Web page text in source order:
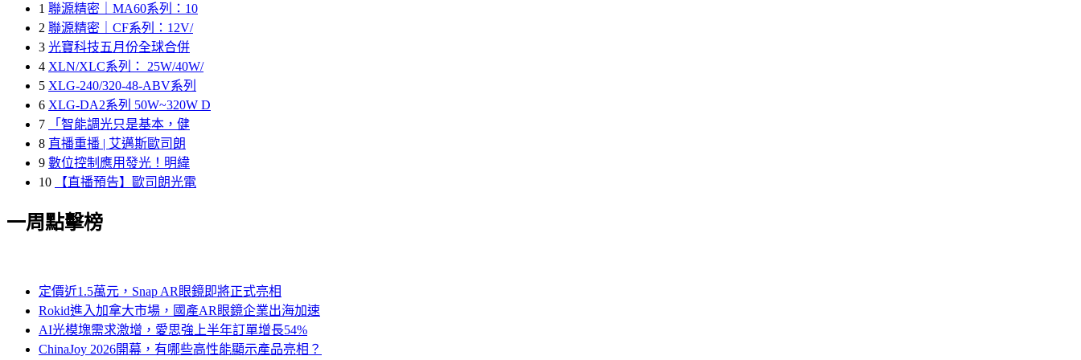
1 聯源精密｜MA60系列：10
2 聯源精密｜CF系列：12V/
3 光寶科技五月份全球合併
4 XLN/XLC系列： 25W/40W/
5 XLG-240/320-48-ABV系列
6 XLG-DA2系列 50W~320W D
7
「智能調光只是基本，健
8 直播重播 | 艾邁斯歐司朗
9 數位控制應用發光！明緯
10
【直播預告】歐司朗光電
一周點擊榜
定價近1.5萬元，Snap AR眼鏡即將正式亮相
Rokid進入加拿大市場，國產AR眼鏡企業出海加速
AI光模塊需求激增，愛思強上半年訂單增長54%
ChinaJoy 2026開幕，有哪些高性能顯示產品亮相？